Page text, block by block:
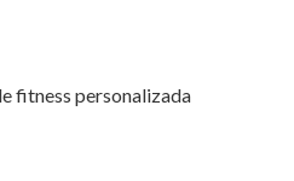
fitness personalizada